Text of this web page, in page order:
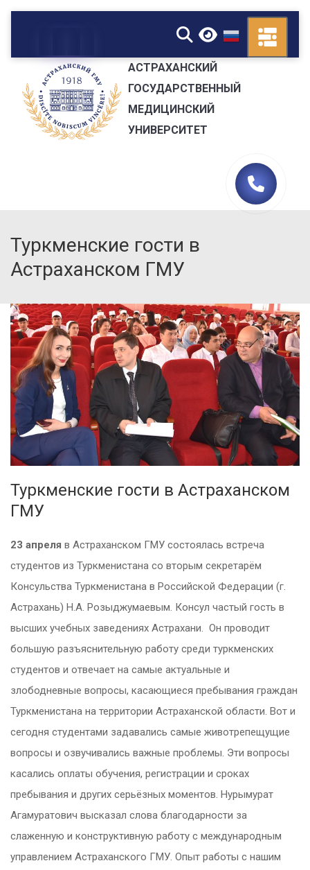
▼
АСТРАХАНСКИЙ
ГОСУДАРСТВЕННЫЙ
МЕДИЦИНСКИЙ
УНИВЕРСИТЕТ
Туркменские гости в
Астраханском ГМУ
Туркменские гости в Астраханском
ГМУ
23 апреля в Астраханском ГМУ состоялась встреча
студентов из Туркменистана со вторым секретарём
Консульства Туркменистана в Российской Федерации (г.
Астрахань) Н.А. Розыджумаевым. Консул частый гость в
высших учебных заведениях Астрахани. Он проводит
большую разъяснительную работу среди туркменских
студентов и отвечает на самые актуальные и
злободневные вопросы, касающиеся пребывания граждан
Туркменистана на территории Астраханской области. Вот и
сегодня студентами задавались самые животрепещущие
вопросы и озвучивались важные проблемы. Эти вопросы
касались оплаты обучения, регистрации и сроках
пребывания и других серьёзных моментов. Нурымурат
Агамуратович высказал слова благодарности за
слаженную и конструктивную работу с международным
управлением Астраханского ГМУ. Опыт работы с нашим